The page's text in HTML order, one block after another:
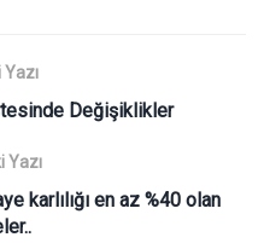
Değişiklikler
Yazı
karlılığı en az %40 olan